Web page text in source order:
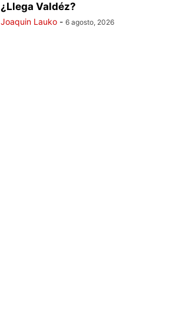
¿Llega Valdéz?
Joaquin Lauko - 6 agosto, 2026